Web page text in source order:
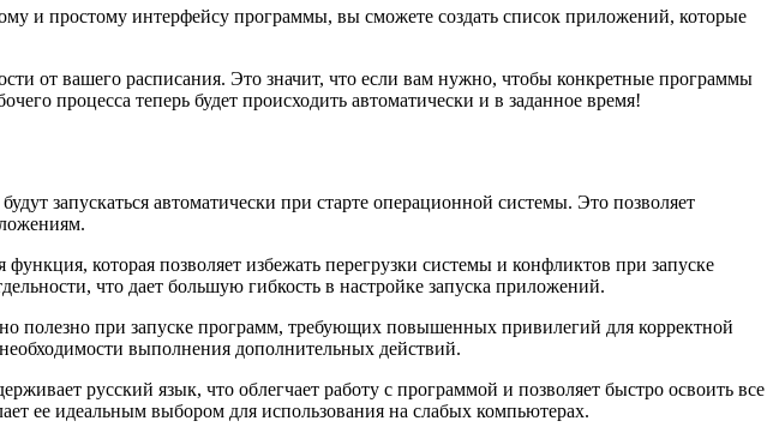
и простому интерфейсу программы, вы сможете создать список приложений, которые
от вашего расписания. Это значит, что если вам нужно, чтобы конкретные программы
процесса теперь будет происходить автоматически и в заданное время!
запускаться автоматически при старте операционной системы. Это позволяет
которая позволяет избежать перегрузки системы и конфликтов при запуске
что дает большую гибкость в настройке запуска приложений.
полезно при запуске программ, требующих повышенных привилегий для корректной
выполнения дополнительных действий.
русский язык, что облегчает работу с программой и позволяет быстро освоить все
ее идеальным выбором для использования на слабых компьютерах.